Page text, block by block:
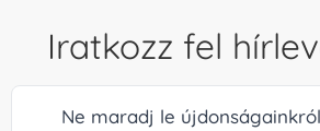
Iratkozz fel
Ne maradj le